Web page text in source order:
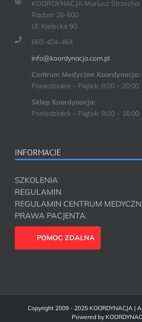
KOORDYNACJA Mariusz Strzecha
Radom 26-600
Ul. Kielecka 90
660-404-464
info@koordynacja.com.pl
Centrum Medyczne Koordynacja:
Poniedziałek – Piątek: 8:00 – 20:00
Sklep Koordynacja:
Poniedziałek – Piątek: 8:00 – 16:00
INFORMACJE
SZKOLENIA
REGULAMIN
REGULAMIN CENTRUM
PRAWA PACJENTA
POMOC ZDALNA
Copyright 2009 - 2025 KOORDYNACJA |
Powered by